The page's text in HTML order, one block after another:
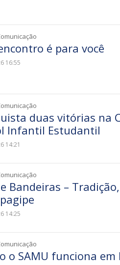
é para você
16:55
duas vitórias na
Infantil Estudantil
14:21
Bandeiras –
14:25
o SAMU funciona